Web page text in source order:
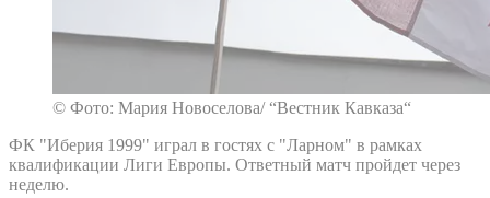
© Фото: Мария Новоселова/ “Вестник Кавказа“
ФК "Иберия 1999" играл в гостях с "Ларном" в рамках
квалификации Лиги Европы. Ответный матч пройдет через
неделю.